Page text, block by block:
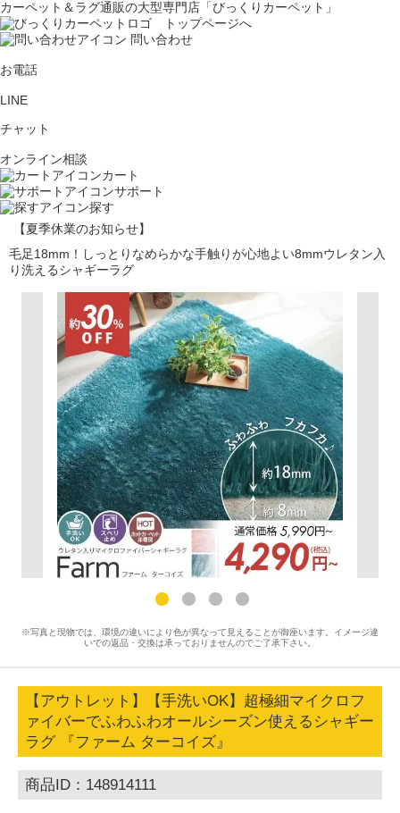
カーペット＆ラグ通販の大型専門店「びっくりカーペット」
問い合わせ
お電話
LINE
チャット
オンライン相談
カート
サポート
探す
【夏季休業のお知らせ】
毛足18mm！しっとりなめらかな手触りが心地よい8mmウレタン入
り洗えるシャギーラグ
※写真と現物では、環境の違いにより色が異なって見えることが御座います。イメージ違
いでの返品・交換は承っておりませんのでご了承下さい。
【アウトレット】【手洗いOK】超極細マイクロフ
ァイバーでふわふわオールシーズン使えるシャギー
ラグ 『ファーム ターコイズ』
商品ID：148914111